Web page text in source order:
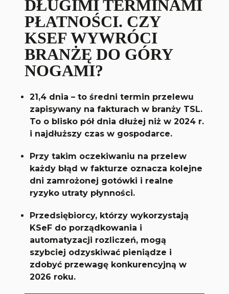
DŁUGIMI TERMINAMI
PŁATNOŚCI. CZY
KSEF WYWRÓCI
BRANŻĘ DO GÓRY
NOGAMI?
21,4 dnia – to średni termin przelewu
zapisywany na fakturach w branży TSL.
To o blisko pół dnia dłużej niż w 2024 r.
i najdłuższy czas w gospodarce.
Przy takim oczekiwaniu na przelew
każdy błąd w fakturze oznacza kolejne
dni zamrożonej gotówki i realne
ryzyko utraty płynności.
Przedsiębiorcy, którzy wykorzystają
KSeF do porządkowania i
automatyzacji rozliczeń, mogą
szybciej odzyskiwać pieniądze i
zdobyć przewagę konkurencyjną w
2026 roku.